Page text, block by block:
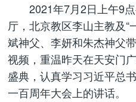
政策法规
时事新闻
2021年7月2日上午9点
厅，北京教区李山主教及“
斌神父、李妍和朱杰神父
视频，重温昨天在天安门
盛典，认真学习习近平总
一百周年大会上的讲话。